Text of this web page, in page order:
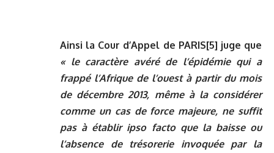
Ainsi la Cour d’Appel de PARIS[5] juge que
« le caractère avéré de l’épidémie qui a
frappé l’Afrique de l’ouest à partir du mois
de décembre 2013, même à la considérer
comme un cas de force majeure, ne suffit
pas à établir ipso facto que la baisse ou
l’absence de trésorerie invoquée par la